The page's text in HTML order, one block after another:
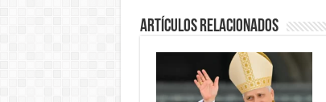
Artículos Relacionados